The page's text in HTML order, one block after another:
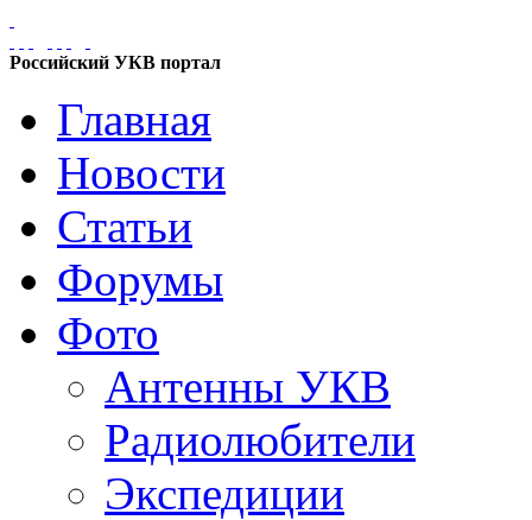
Российский УКВ портал
Главная
Новости
Статьи
Форумы
Фото
Антенны УКВ
Радиолюбители
Экспедиции